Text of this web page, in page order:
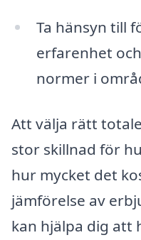
Ta hänsyn till
erfarenhet
normer i
Att välja rätt
stor skillnad för
hur mycket det
jämförelse av
kan hjälpa dig att